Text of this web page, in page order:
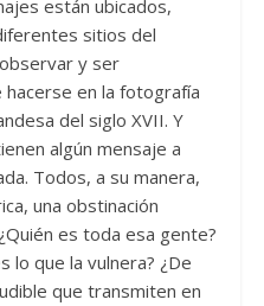
están ubicados,
sitios del
y ser
en la fotografía
del siglo XVII. Y
algún mensaje a
Todos, a su manera,
una obstinación
es toda esa gente?
lo que la vulnera? ¿De
que transmiten en